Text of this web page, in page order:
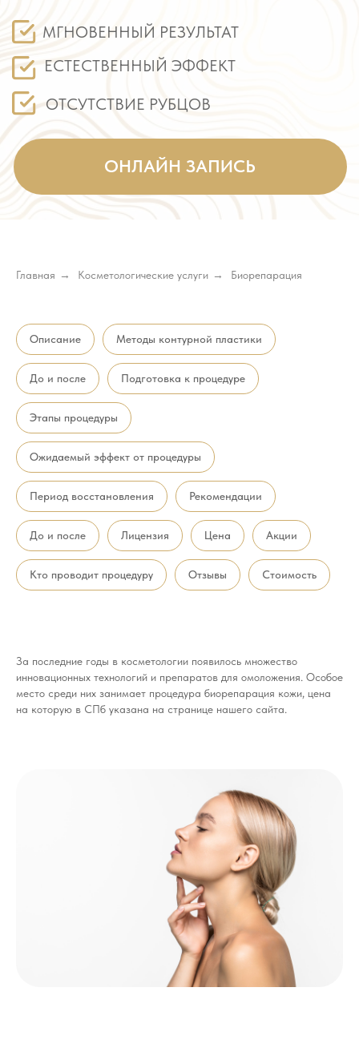
Главная → Косметологические услуги → Биорепарация
Описание Методы контурной пластики
До и после Подготовка к процедуре
Этапы процедуры
Ожидаемый эффект от процедуры
Период восстановления Рекомендации
До и после Лицензия Цена Акции
Кто проводит процедуру Отзывы Стоимость
За последние годы в косметологии появилось множество
инновационных технологий и препаратов для омоложения. Особое
место среди них занимает процедура биорепарация кожи, цена
на которую в СПб указана на странице нашего сайта.